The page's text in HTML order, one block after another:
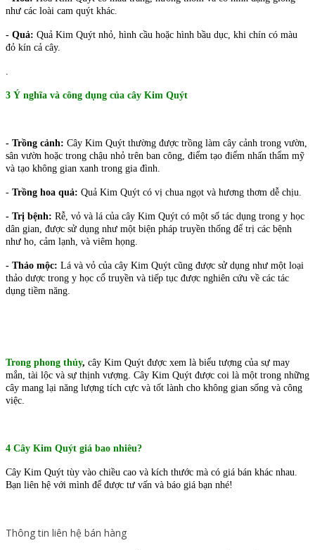
như các loài cam quýt khác.
- Quả: Quả Kim Quýt nhỏ, hình cầu hoặc hình bầu dục, khi chín có màu
đỏ kín cả cây.
.
3 Ý nghĩa và công dụng của cây Kim Quýt
- Trồng cảnh: Cây Kim Quýt thường được trồng làm cây cảnh trong vườn,
sân vườn hoặc trong chậu nhỏ trên ban công, điểm tạo điểm nhấn thẩm mỹ
và tạo không gian xanh trong gia đình.
- Trồng hoa quả: Quả Kim Quýt có vị chua ngọt và hương thơm dễ chịu.
- Trị bệnh: Rễ, vỏ và lá của cây Kim Quýt có một số tác dụng trong y học
dân gian, được sử dụng như một biện pháp truyền thống để trị các bệnh
như ho, cảm lạnh, và viêm họng.
- Thảo mộc: Lá và vỏ của cây Kim Quýt cũng được sử dụng như một loại
thảo dược trong y học cổ truyền và tiếp tục được nghiên cứu về các tác
dụng tiềm năng.
Trong phong thủy, cây Kim Quýt được xem là biểu tượng của sự may
mắn, tài lộc và sự thịnh vượng. Cây Kim Quýt được coi là một trong những
cây mang lại năng lượng tích cực và tốt lành cho không gian sống và công
việc.
4 Cây Kim Quýt giá bao nhiêu?
Cây Kim Quýt tùy vào chiều cao và kích thước mà có giá bán khác nhau.
Bạn liên hệ với mình để được tư vấn và báo giá bạn nhé!
Thông tin liên hệ bán hàng